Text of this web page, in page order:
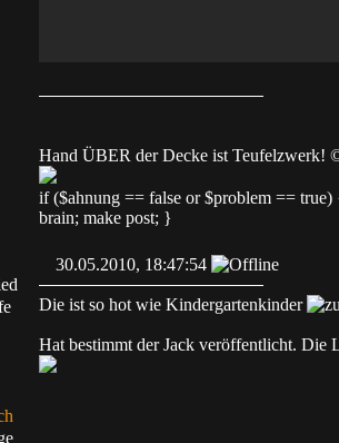
Hand ÜBER der Decke ist Teufelzwerk!
if ($ahnung == false or $problem ==
brain; make post; }
30.05.2010, 18:47:54
Die ist so hot wie Kindergartenkinder
Hat bestimmt der Jack veröffentlicht. Die